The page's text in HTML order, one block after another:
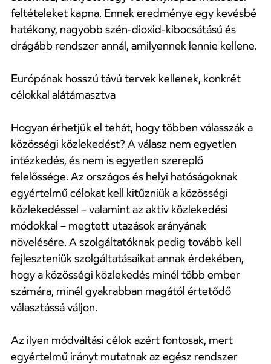
feltételeket kapna. Ennek eredménye egy kevésbé
hatékony, nagyobb szén-dioxid-kibocsátású és
drágább rendszer annál, amilyennek lennie kellene.
Európának hosszú távú tervek kellenek, konkrét
célokkal alátámasztva
Hogyan érhetjük el tehát, hogy többen válasszák a
közösségi közlekedést? A válasz nem egyetlen
intézkedés, és nem is egyetlen szereplő
felelőssége. Az országos és helyi hatóságoknak
egyértelmű célokat kell kitűzniük a közösségi
közlekedéssel – valamint az aktív közlekedési
módokkal – megtett utazások arányának
növelésére. A szolgáltatóknak pedig tovább kell
fejleszteniük szolgáltatásaikat annak érdekében,
hogy a közösségi közlekedés minél több ember
számára, minél gyakrabban magától értetődő
választássá váljon.
Az ilyen módváltási célok azért fontosak, mert
egyértelmű irányt mutatnak az egész rendszer